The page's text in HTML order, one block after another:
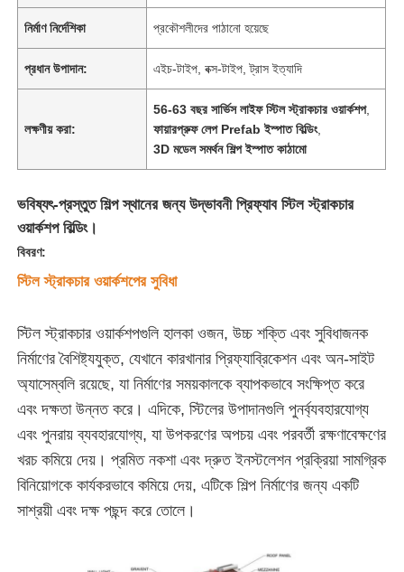
বাড়ি
পণ্য
নির্মাণ নির্দেশিকা প্রকৌশলীদের পাঠানো হয়েছে
প্রধান উপাদান: এইচ-টাইপ, বক্স-টাইপ, ট্রাস ইত্যাদি
লক্ষণীয় করা:
56-63 বছর সার্ভিস লাইফ স্টিল স্ট্রাকচার ওয়ার্কশপ,
ফায়ারপ্রুফ লেপ Prefab ইস্পাত বিল্ডিং,
3D মডেল সমর্থন শিল্প ইস্পাত কাঠামো
ভবিষ্যৎ-প্রস্তুত শিল্প স্থানের জন্য উদ্ভাবনী প্রিফ্যাব স্টিল স্ট্রাকচার
ওয়ার্কশপ বিল্ডিং।
বিবরণ:
স্টিল স্ট্রাকচার ওয়ার্কশপের সুবিধা
স্টিল স্ট্রাকচার ওয়ার্কশপগুলি হালকা ওজন, উচ্চ শক্তি এবং সুবিধাজনক
নির্মাণের বৈশিষ্ট্যযুক্ত, যেখানে কারখানার প্রিফ্যাব্রিকেশন এবং অন-সাইট
অ্যাসেম্বলি রয়েছে, যা নির্মাণের সময়কালকে ব্যাপকভাবে সংক্ষিপ্ত করে
এবং দক্ষতা উন্নত করে। এদিকে, স্টিলের উপাদানগুলি পুনর্ব্যবহারযোগ্য
এবং পুনরায় ব্যবহারযোগ্য, যা উপকরণের অপচয় এবং পরবর্তী রক্ষণাবেক্ষণের
খরচ কমিয়ে দেয়। প্রমিত নকশা এবং দ্রুত ইনস্টলেশন প্রক্রিয়া সামগ্রিক
বিনিয়োগকে কার্যকরভাবে কমিয়ে দেয়, এটিকে শিল্প নির্মাণের জন্য একটি
সাশ্রয়ী এবং দক্ষ পছন্দ করে তোলে।